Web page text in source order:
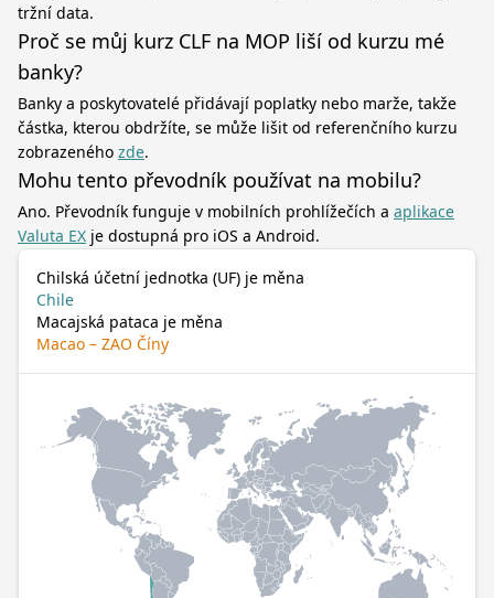
tržní data.
Proč se můj kurz CLF na MOP liší od kurzu mé
banky?
Banky a poskytovatelé přidávají poplatky nebo marže, takže
částka, kterou obdržíte, se může lišit od referenčního kurzu
zobrazeného zde.
Mohu tento převodník používat na mobilu?
Ano. Převodník funguje v mobilních prohlížečích a aplikace
Valuta EX je dostupná pro iOS a Android.
Chilská účetní jednotka (UF) je měna
Chile
Macajská pataca je měna
Macao – ZAO Číny